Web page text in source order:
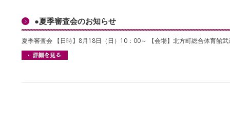
●夏季審査会のお知らせ
夏季審査会 【日時】8月18日（日）10：00～ 【会場】北方町総合体育館武